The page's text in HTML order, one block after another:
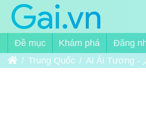
Đề mục Khám phá
Đăng
Trang chủTrung Quốc Ai Ái Tương -